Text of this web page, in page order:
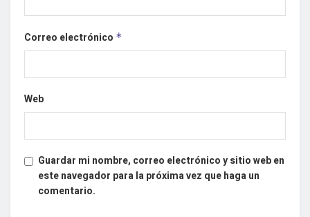
Correo electrónico *
Web
Guardar mi nombre, correo electrónico y sitio web en
este navegador para la próxima vez que haga un
comentario.